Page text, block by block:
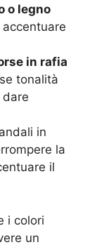
o legno
in rafia
tonalità
dare
in
la
il
i colori
un